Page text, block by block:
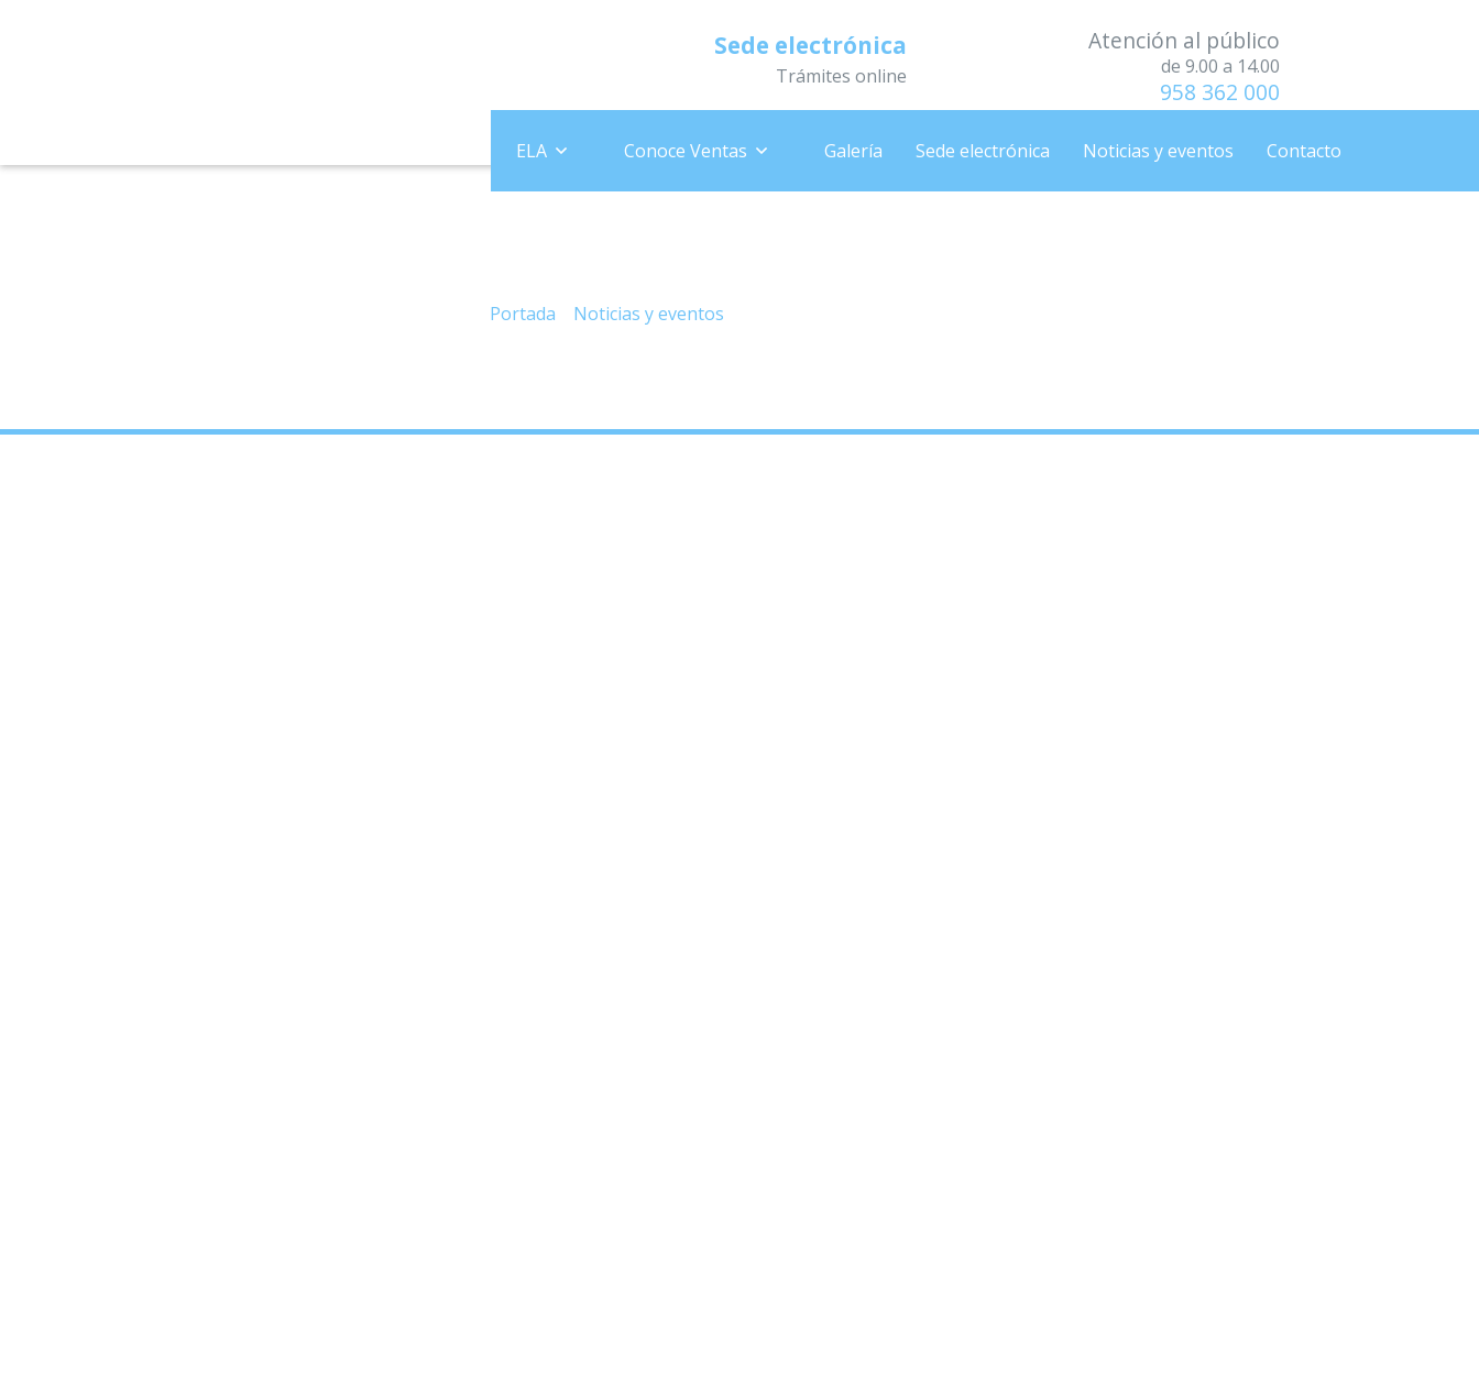
Sede electrónica
Trámites online
Atención al público
de 9.00 a 14.00
958 362 000
ELA Conoce Ventas Galería Sede electrónica Noticias y eventos Contacto
Portada Noticias y eventos